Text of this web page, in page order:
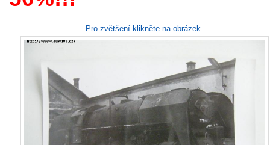
Pro zvětšení klikněte na obrázek